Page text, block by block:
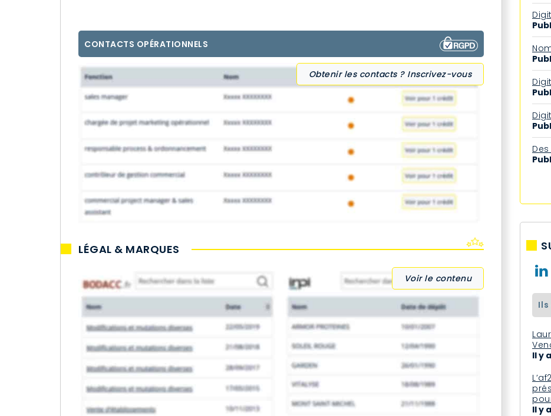
CONTACTS OPÉRATIONNELS
Obtenir les contacts ? Inscrivez-vous
LÉGAL & MARQUES
Voir le contenu
Il y
Il y